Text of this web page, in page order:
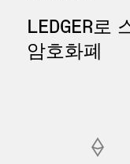
LEDGER로
암호화폐